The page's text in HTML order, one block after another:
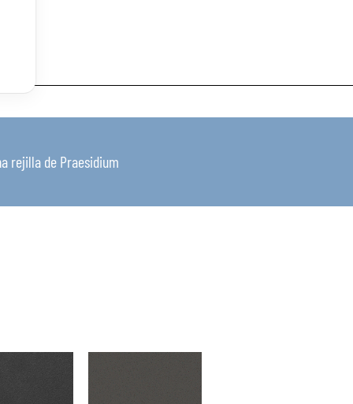
rejilla de Praesidium